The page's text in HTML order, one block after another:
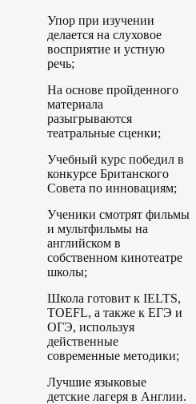
Упор при изучении
делается на слуховое
восприятие и устную
речь;
На основе пройденного
материала
разыгрываются
театральные сценки;
Учебный курс победил в
конкурсе Британского
Совета по инновациям;
Ученики смотрят фильмы
и мультфильмы на
английском в
собственном кинотеатре
школы;
Школа готовит к IELTS,
TOEFL, а также к ЕГЭ и
ОГЭ, используя
действенные
современные методики;
Лучшие языковые
детские лагеря в Англии.